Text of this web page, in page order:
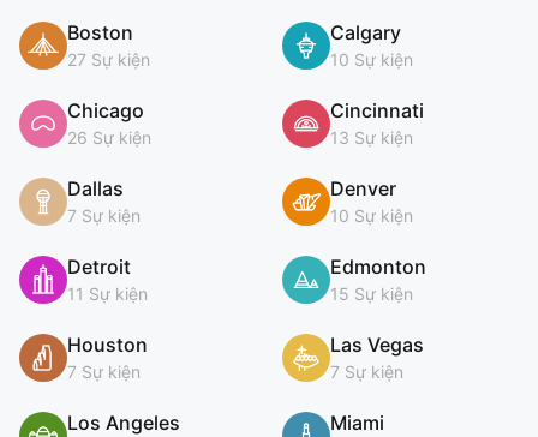
Boston
27 Sự kiện
Calgary
10 Sự kiện
Chicago
26 Sự kiện
Cincinnati
13 Sự kiện
Dallas
7 Sự kiện
Denver
10 Sự kiện
Detroit
11 Sự kiện
Edmonton
15 Sự kiện
Houston
7 Sự kiện
Las Vegas
7 Sự kiện
Los Angeles Miami